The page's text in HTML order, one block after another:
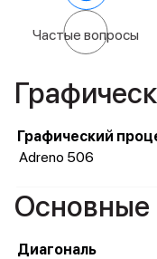
Частые вопросы
Графический
Adreno 506
Основные
Диагональ